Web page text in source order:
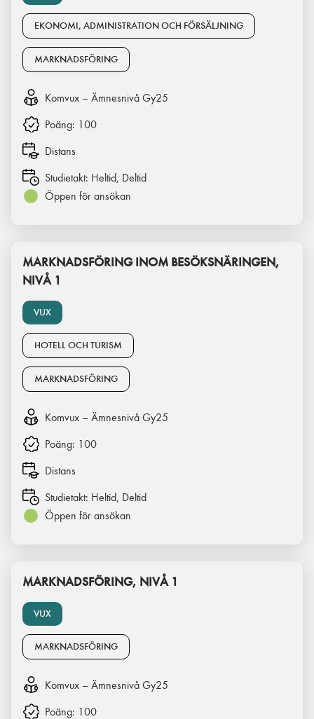
EKONOMI, ADMINISTRATION OCH FÖRSÄLJNING
MARKNADSFÖRING
Komvux – Ämnesnivå Gy25
Poäng: 100
Distans
Studietakt: Heltid, Deltid
Öppen för ansökan
VUX
MARKNADSFÖRING INOM BESÖKSNÄRINGEN,
NIVÅ 1
HOTELL OCH TURISM
MARKNADSFÖRING
Komvux – Ämnesnivå Gy25
Poäng: 100
Distans
Studietakt: Heltid, Deltid
Öppen för ansökan
VUX
MARKNADSFÖRING, NIVÅ 1
MARKNADSFÖRING
Komvux – Ämnesnivå Gy25
Poäng: 100